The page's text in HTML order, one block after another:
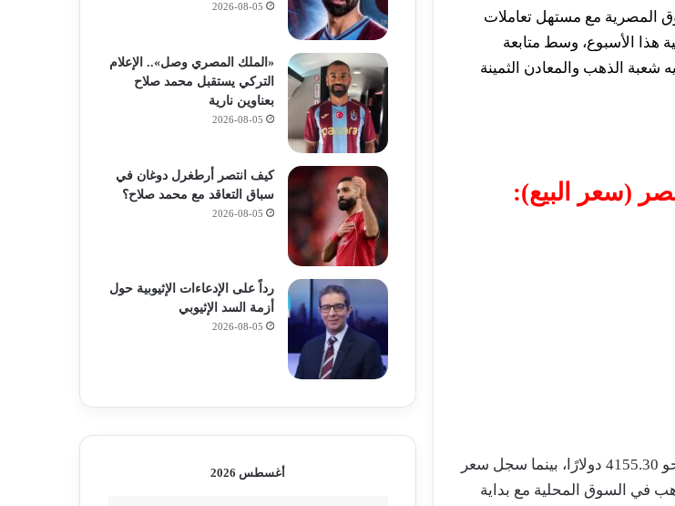
هذا الأسبوع، وسط متابعة
شعبة الذهب والمعادن الثمينة
ويأتي التراجع في مصر بالتزامن مع انخفاض سعر الأونصة العالمية إلى نحو 4155.30 دولارًا، بينما سجل سعر
على أسعار الذهب في السوق المحلية مع بداية
2026-08-05
«الملك المصري وصل».. الإعلام
التركي يستقبل محمد صلاح
بعناوين نارية
2026-08-05
كيف انتصر أرطغرل دوغان في
سباق التعاقد مع محمد صلاح؟
2026-08-05
رداً على الإدعاءات الإثيوبية حول
أزمة السد الإثيوبي
2026-08-05
أغسطس 2026